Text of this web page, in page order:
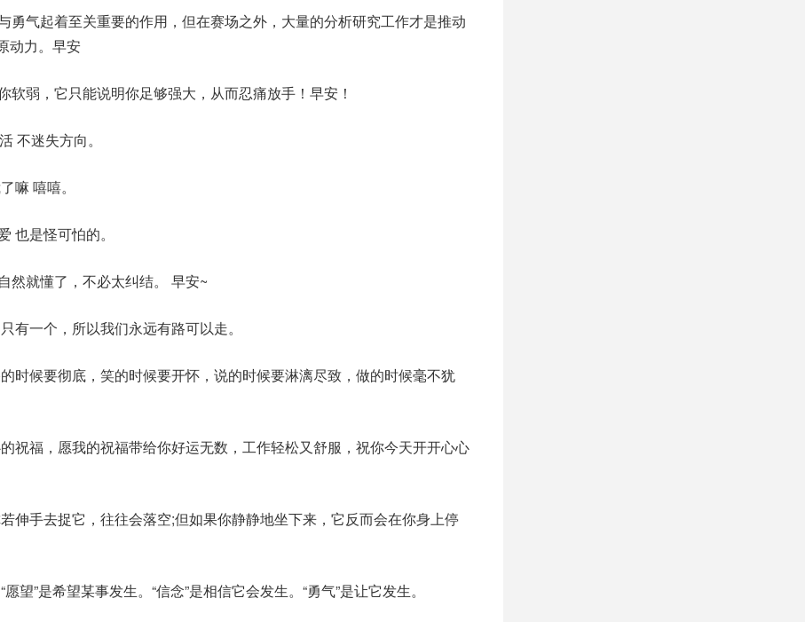
勇气起着至关重要的作用，但在赛场之外，大量的分析研究工作才是推动
动力。早安
软弱，它只能说明你足够强大，从而忍痛放手！早安！
不迷失方向。
嘛 嘻嘻。
也是怪可怕的。
然就懂了，不必太纠结。 早安~
有一个，所以我们永远有路可以走。
时候要彻底，笑的时候要开怀，说的时候要淋漓尽致，做的时候毫不犹
祝福，愿我的祝福带给你好运无数，工作轻松又舒服，祝你今天开开心心
伸手去捉它，往往会落空;但如果你静静地坐下来，它反而会在你身上停
望”是希望某事发生。“信念”是相信它会发生。“勇气”是让它发生。